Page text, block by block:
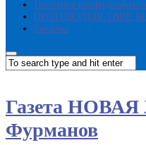
Политика
ПРОТИВОДЕЙСТВИЕ
Реклама
Газета
Фурманов